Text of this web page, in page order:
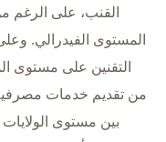
القنب، على الرغم
المستوى الفيدرالي.
التقنين على مستوى
من تقديم خدمات
بين مستوى